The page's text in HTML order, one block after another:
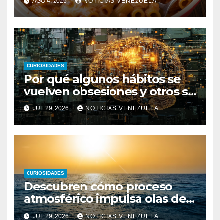
CURIOSIDADES
Por qué algunos hábitos se
vuelven obsesiones y otros se
desvanecen
JUL 29, 2026 NOTICIAS VENEZUELA
CURIOSIDADES
Descubren cómo proceso
atmosférico impulsa olas de
calor marinas extremas
JUL 29, 2026 NOTICIAS VENEZUELA